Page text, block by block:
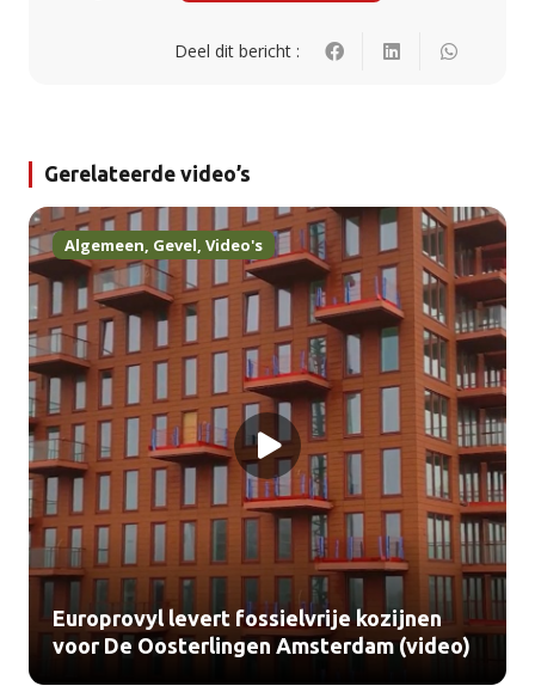
Deel dit bericht :
Gerelateerde video’s
Algemeen, Gevel, Video's
Europrovyl levert fossielvrije kozijnen
voor De Oosterlingen Amsterdam (video)